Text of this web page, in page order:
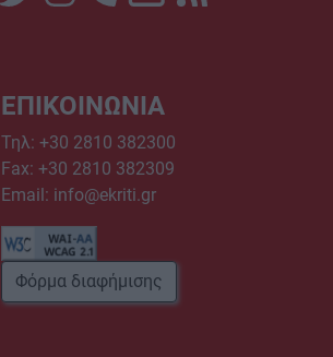
ΕΠΙΚΟΙΝΩΝΙΑ
Τηλ: +30 2810 382300
Fax: +30 2810 382309
Email: info@ekriti.gr
Φόρμα διαφήμισης